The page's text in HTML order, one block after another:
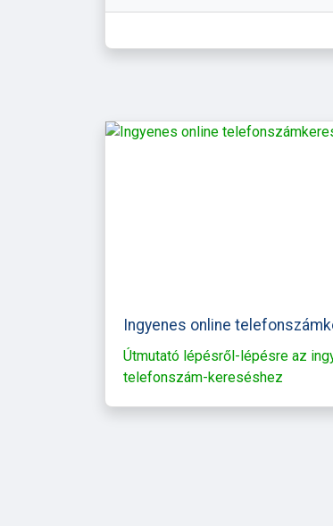
Ingyenes online
Útmutató lépésről-lépésre az
telefonszám-kereséshez